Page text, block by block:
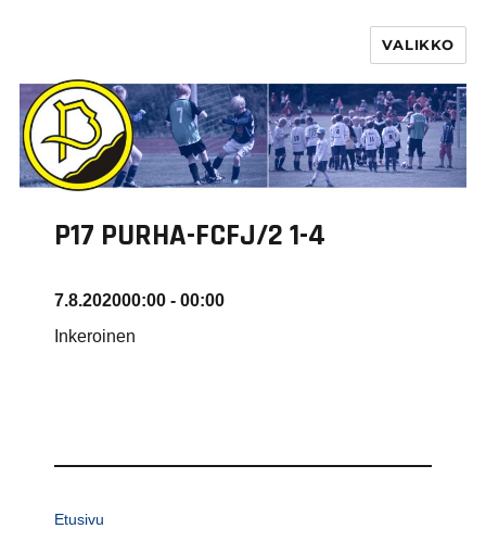
VALIKKO
P17 PURHA-FCFJ/2 1-4
7.8.202000:00 - 00:00
Inkeroinen
Etusivu